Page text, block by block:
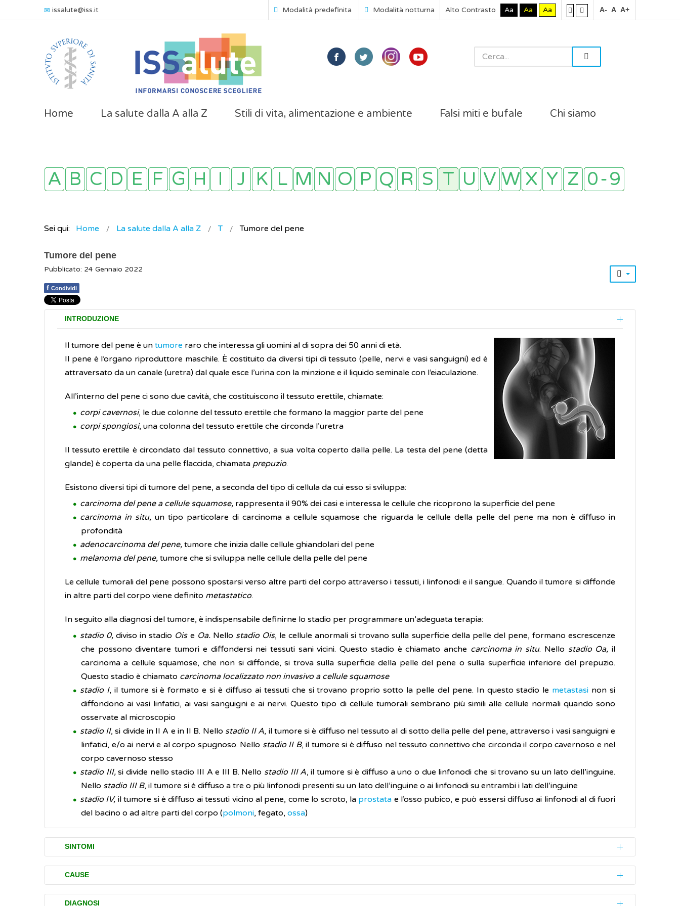
issalute@iss.it Modalità predefinita Modalità notturna Alto Contrasto Aa Aa Aa A- A A+
Home La salute dalla A alla Z Stili di vita, alimentazione e ambiente Falsi miti e bufale Chi siamo
Sei qui: Home La salute dalla A alla Z T Tumore del pene
Tumore del pene
Pubblicato: 24 Gennaio 2022
f Condividi
INTRODUZIONE
Il tumore del pene è un tumore raro che interessa gli uomini al di sopra dei 50 anni di età.
Il pene è l’organo riproduttore maschile. È costituito da diversi tipi di tessuto (pelle, nervi e vasi sanguigni) ed è
attraversato da un canale (uretra) dal quale esce l’urina con la minzione e il liquido seminale con l’eiaculazione.
All’interno del pene ci sono due cavità, che costituiscono il tessuto erettile, chiamate:
corpi cavernosi, le due colonne del tessuto erettile che formano la maggior parte del pene
corpi spongiosi, una colonna del tessuto erettile che circonda l’uretra
Il tessuto erettile è circondato dal tessuto connettivo, a sua volta coperto dalla pelle. La testa del pene (detta
glande) è coperta da una pelle flaccida, chiamata prepuzio.
Esistono diversi tipi di tumore del pene, a seconda del tipo di cellula da cui esso si sviluppa:
carcinoma del pene a cellule squamose, rappresenta il 90% dei casi e interessa le cellule che ricoprono la superficie del pene
carcinoma in situ, un tipo particolare di carcinoma a cellule squamose che riguarda le cellule della pelle del pene ma non è diffuso in
profondità
adenocarcinoma del pene, tumore che inizia dalle cellule ghiandolari del pene
melanoma del pene, tumore che si sviluppa nelle cellule della pelle del pene
Le cellule tumorali del pene possono spostarsi verso altre parti del corpo attraverso i tessuti, i linfonodi e il sangue. Quando il tumore si diffonde
in altre parti del corpo viene definito metastatico.
In seguito alla diagnosi del tumore, è indispensabile definirne lo stadio per programmare un’adeguata terapia:
stadio 0, diviso in stadio Oise Oa. Nello stadio Ois, le cellule anormali si trovano sulla superficie della pelle del pene, formano escrescenze
che possono diventare tumori e diffondersi nei tessuti sani vicini. Questo stadio è chiamato anche carcinoma in situ. Nello stadio Oa,il
carcinoma a cellule squamose, che non si diffonde, si trova sulla superficie della pelle del pene o sulla superficie inferiore del prepuzio.
Questo stadio è chiamato carcinoma localizzato non invasivo a cellule squamose
stadio I, il tumore si è formato e si è diffuso ai tessuti che si trovano proprio sotto la pelle del pene. In questo stadio le metastasi non si
diffondono ai vasi linfatici, ai vasi sanguigni e ai nervi. Questo tipo di cellule tumorali sembrano più simili alle cellule normali quando sono
osservate al microscopio
stadio II, si divide in II A e in II B. Nello stadio II A, il tumore si è diffuso nel tessuto al di sotto della pelle del pene, attraverso i vasi sanguigni e
linfatici, e/o ai nervi e al corpo spugnoso. Nello stadio II B, il tumore si è diffuso nel tessuto connettivo che circonda il corpo cavernoso e nel
corpo cavernoso stesso
stadio III,si divide nello stadio III A e III B. Nello stadio III A, il tumore si è diffuso a uno o due linfonodi che si trovano su un lato dell’inguine.
Nello stadio III B, il tumore si è diffuso a tre o più linfonodi presenti su un lato dell’inguine o ai linfonodi su entrambi i lati dell’inguine
stadio IV, il tumore si è diffuso ai tessuti vicino al pene, come lo scroto, la prostata e l’osso pubico, e può essersi diffuso ai linfonodi al di fuori
del bacino o ad altre parti del corpo (polmoni, fegato, ossa)
SINTOMI
I principali sintomi associati al tumore del pene sono:
sanguinamento dal pene e sotto il prepuzio
CAUSE
Le cause del tumore del pene non sono ancora ben note ma sono stati individuati i fattori di rischio.
DIAGNOSI